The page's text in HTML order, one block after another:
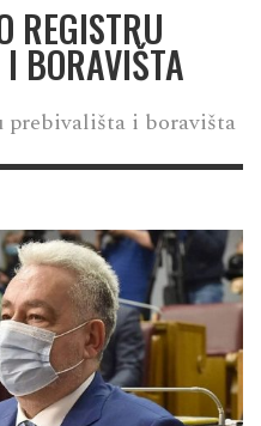
REGISTRU
BORAVIŠTA
prebivališta i boravišta